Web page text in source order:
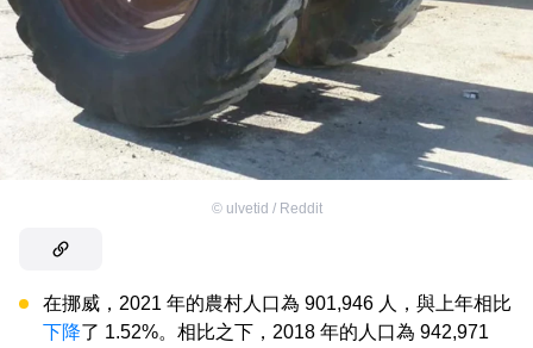
© ulvetid / Reddit
在挪威，2021 年的農村人口為 901,946 人，與上年相比
下降了 1.52%。相比之下，2018 年的人口為 942,971